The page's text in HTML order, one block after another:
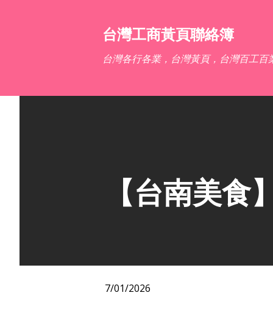
台灣工商黃頁聯絡簿
台灣各行各業，台灣黃頁，台灣百工百
【台南美
7/01/2026